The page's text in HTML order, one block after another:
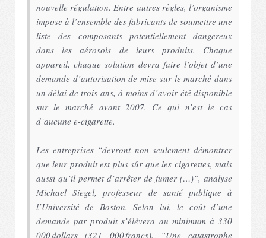
nouvelle régulation. Entre autres règles, l’organisme
impose à l’ensemble des fabricants de soumettre une
liste des composants potentiellement dangereux
dans les aérosols de leurs produits. Chaque
appareil, chaque solution devra faire l’objet d’une
demande d’autorisation de mise sur le marché dans
un délai de trois ans, à moins d’avoir été disponible
sur le marché avant 2007. Ce qui n’est le cas
d’aucune e-cigarette.
Les entreprises “devront non seulement démontrer
que leur produit est plus sûr que les cigarettes, mais
aussi qu’il permet d’arrêter de fumer (…)”, analyse
Michael Siegel, professeur de santé publique à
l’Université de Boston. Selon lui, le coût d’une
demande par produit s’élèvera au minimum à 330
000 dollars (321 000 francs). “Une catastrophe